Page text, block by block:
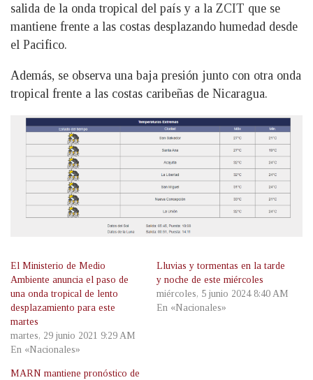
salida de la onda tropical del país y a la ZCIT que se
mantiene frente a las costas desplazando humedad desde
el Pacifico.
Además, se observa una baja presión junto con otra onda
tropical frente a las costas caribeñas de Nicaragua.
El Ministerio de Medio
Ambiente anuncia el paso de
una onda tropical de lento
desplazamiento para este
martes
martes, 29 junio 2021 9:29 AM
En «Nacionales»
Lluvias y tormentas en la tarde
y noche de este miércoles
miércoles, 5 junio 2024 8:40 AM
En «Nacionales»
MARN mantiene pronóstico de